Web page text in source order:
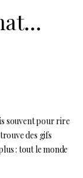
souvent pour rire
des gifs
: tout le monde